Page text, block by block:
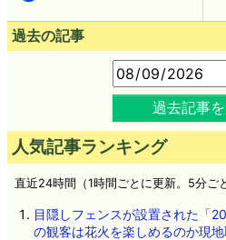
過去の記事
過去記事
人気記事ランキング
直近24時間（1時間ごとに更新。5分ご
目隠しフェンスが設置された「
の観客は花火を楽しめるのか現